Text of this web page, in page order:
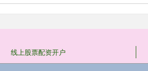
线上股票配资开户